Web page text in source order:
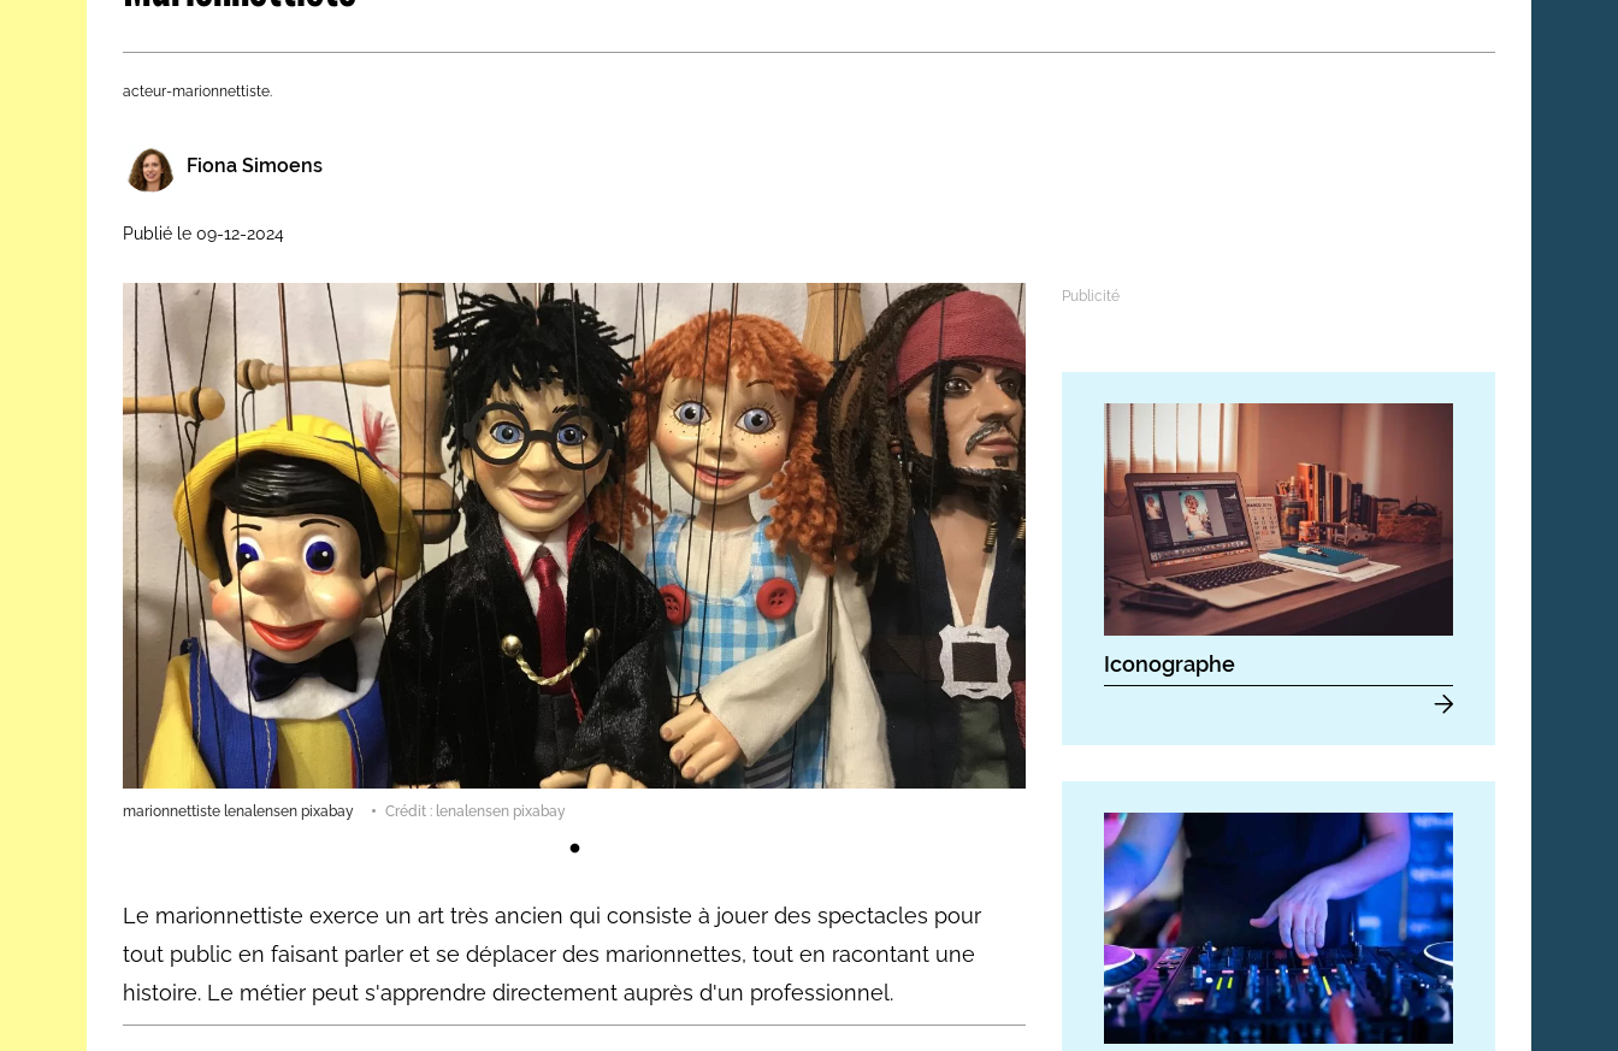
Avec nos focus diplômes
Apprendre autrement
Avec nos focus métiers À l'étranger
acteur-marionnettiste.
Fiona Simoens
Publié le 09-12-2024
marionnettiste lenalensen pixabay Crédit : lenalensen pixabay
Le marionnettiste exerce un art très ancien qui consiste à jouer des spectacles pour
tout public en faisant parler et se déplacer des marionnettes, tout en racontant une
histoire. Le métier peut s'apprendre directement auprès d'un professionnel.
Iconographe